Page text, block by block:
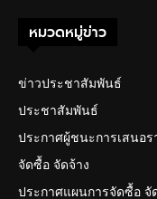
หมวดหมู่ข่าว
ข่าวประชาสัมพันธ์
ประชาสัมพันธ์
ประกาศผู้ชนะการเสนอร
จัดซื้อ จัดจ้าง
ประกาศแผนการจัดซื้อ จั